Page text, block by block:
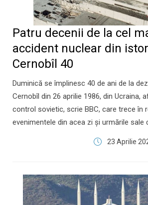
Patru decenii de la cel
accident nuclear din
Cernobîl 40
Duminică se împlinesc 40 de ani de la
Cernobîl din 26 aprilie 1986, din Ucraina,
control sovietic, scrie BBC, care trece în
evenimentele din acea zi și urmările sale
23 Aprilie